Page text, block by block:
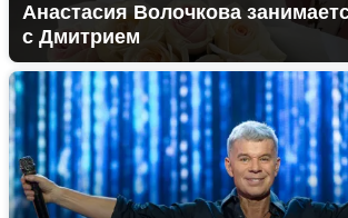
Анастасия Волочкова
с Дмитрием